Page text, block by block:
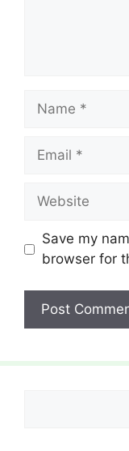
Name
Email
Website
Save my
browser for